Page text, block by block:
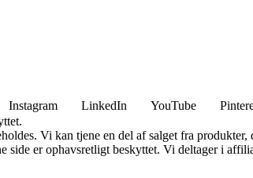
Instagram LinkedIn YouTube
Vi kan tjene en del af salget fra
side er ophavsretligt beskyttet. Vi deltager i